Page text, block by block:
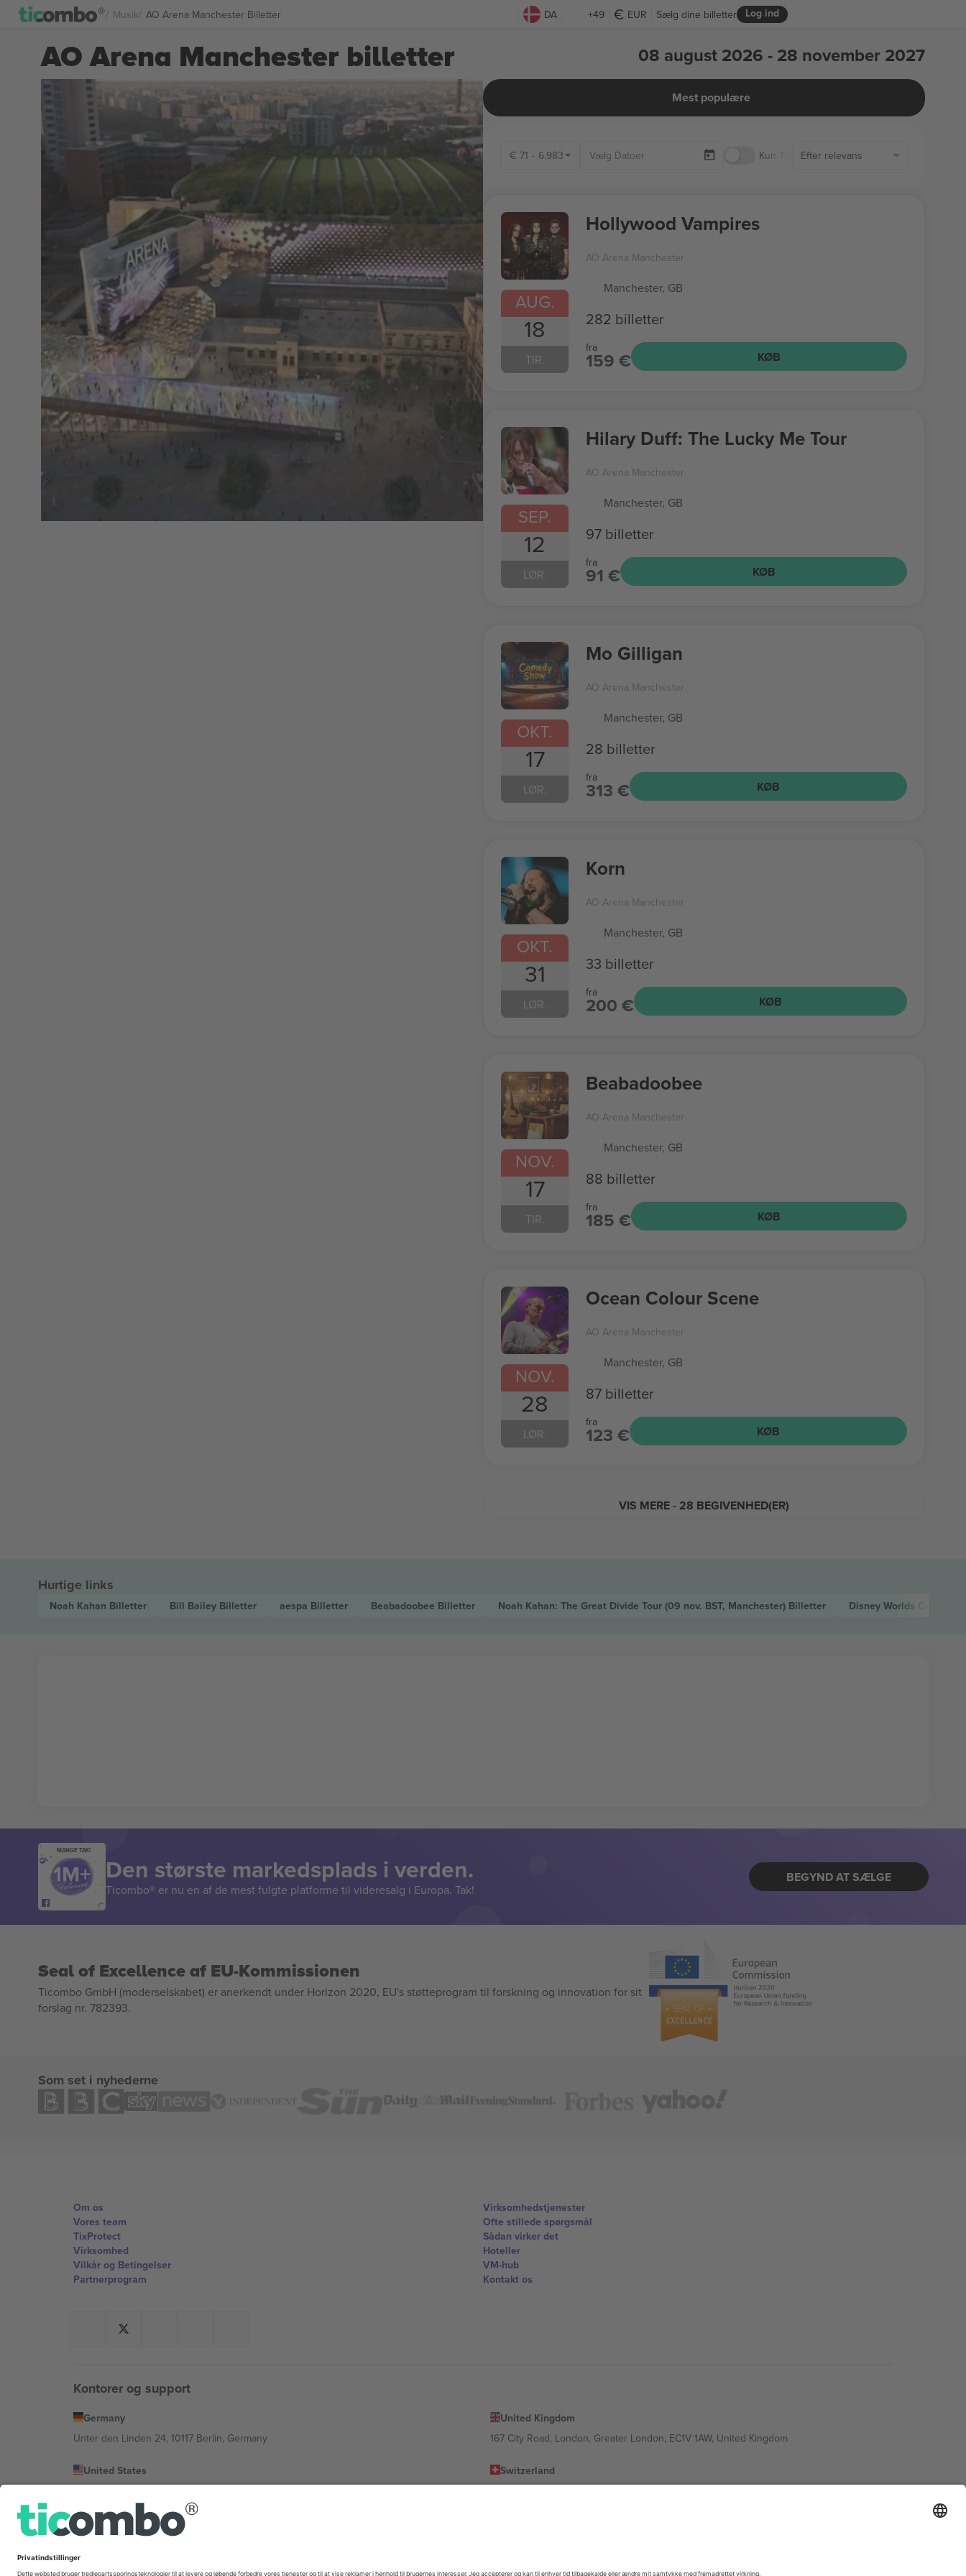
Musik AO Arena Manchester Billetter DA +49 EUR Log ind
Sælg dine billetter
AO Arena Manchester billetter 08 august 2026 - 28 november 2027
Mest populære
€ 71 - 6.983 Kun Tilgængelige Billetter
Efter relevans
AUG.
18
TIR.
Hollywood Vampires
AO Arena Manchester
Manchester, GB
282 billetter
fra
159 € KØB
SEP.
12
LØR.
Hilary Duff: The Lucky Me Tour
AO Arena Manchester
Manchester, GB
97 billetter
fra
91 € KØB
OKT.
17
LØR.
Mo Gilligan
AO Arena Manchester
Manchester, GB
28 billetter
fra
313 € KØB
OKT.
31
LØR.
Korn
AO Arena Manchester
Manchester, GB
33 billetter
fra
200 € KØB
NOV.
17
TIR.
Beabadoobee
AO Arena Manchester
Manchester, GB
88 billetter
fra
185 € KØB
NOV.
28
LØR.
Ocean Colour Scene
AO Arena Manchester
Manchester, GB
87 billetter
fra
123 € KØB
VIS MERE - 28 BEGIVENHED(ER)
Hurtige links
Noah Kahan Billetter Bill Bailey Billetter aespa Billetter Beabadoobee Billetter Noah Kahan: The Great Divide Tour (09 nov. BST, Manchester) Billetter Disney Worlds Collide
MANGE TAK!
Den største markedsplads i verden.
Ticombo® er nu en af de mest fulgte platforme til videresalg i Europa. Tak!
BEGYND AT SÆLGE
Seal of Excellence af EU-Kommissionen
Ticombo GmbH (moderselskabet) er anerkendt under Horizon 2020, EU's støtteprogram til forskning og innovation for sit
forslag nr. 782393.
Som set i nyhederne
Om os
Vores team
TixProtect
Virksomhed
Vilkår og Betingelser
Partnerprogram
Virksomhedstjenester
Ofte stillede spørgsmål
Sådan virker det
Hoteller
VM-hub
Kontakt os
Kontorer og support
Germany
Unter den Linden 24, 10117 Berlin, Germany
United Kingdom
167 City Road, London, Greater London, EC1V 1AW, United Kingdom
United States
Switzerland
Bulgaria